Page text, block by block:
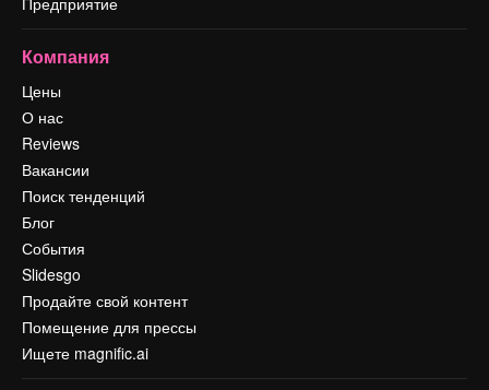
Компания
Цены
О нас
Reviews
Вакансии
Поиск тенденций
Блог
События
Slidesgo
Продайте свой контент
Помещение для прессы
Ищете magnific.ai